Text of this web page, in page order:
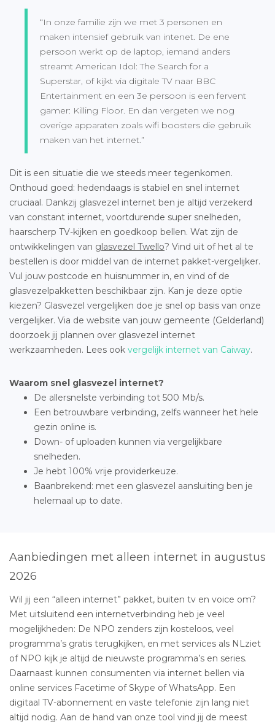
“In onze familie zijn we met 3 personen en
maken intensief gebruik van intenet. De ene
persoon werkt op de laptop, iemand anders
streamt American Idol: The Search for a
Superstar, of kijkt via digitale TV naar BBC
Entertainment en een 3e persoon is een fervent
gamer: Killing Floor. En dan vergeten we nog
overige apparaten zoals wifi boosters die gebruik
maken van het internet.”
Dit is een situatie die we steeds meer tegenkomen.
Onthoud goed: hedendaags is stabiel en snel internet
cruciaal. Dankzij glasvezel internet ben je altijd verzekerd
van constant internet, voortdurende super snelheden,
haarscherp TV-kijken en goedkoop bellen. Wat zijn de
ontwikkelingen van glasvezel Twello? Vind uit of het al te
bestellen is door middel van de internet pakket-vergelijker.
Vul jouw postcode en huisnummer in, en vind of de
glasvezelpakketten beschikbaar zijn. Kan je deze optie
kiezen? Glasvezel vergelijken doe je snel op basis van onze
vergelijker. Via de website van jouw gemeente (Gelderland)
doorzoek jij plannen over glasvezel internet
werkzaamheden. Lees ook vergelijk internet van Caiway.
Waarom snel glasvezel internet?
De allersnelste verbinding tot 500 Mb/s.
Een betrouwbare verbinding, zelfs wanneer het hele
gezin online is.
Down- of uploaden kunnen via vergelijkbare
snelheden.
Je hebt 100% vrije providerkeuze.
Baanbrekend: met een glasvezel aansluiting ben je
helemaal up to date.
Aanbiedingen met alleen internet in augustus
2026
Wil jij een “alleen internet” pakket, buiten tv en voice om?
Met uitsluitend een internetverbinding heb je veel
mogelijkheden: De NPO zenders zijn kosteloos, veel
programma’s gratis terugkijken, en met services als NLziet
of NPO kijk je altijd de nieuwste programma’s en series.
Daarnaast kunnen consumenten via internet bellen via
online services Facetime of Skype of WhatsApp. Een
digitaal TV-abonnement en vaste telefonie zijn lang niet
altijd nodig. Aan de hand van onze tool vind jij de meest